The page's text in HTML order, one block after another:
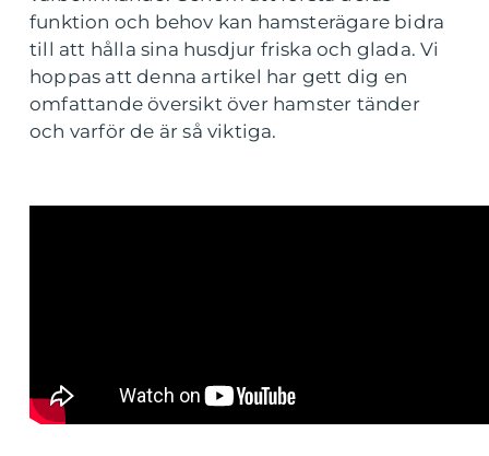
funktion och behov kan hamsterägare bidra
till att hålla sina husdjur friska och glada. Vi
hoppas att denna artikel har gett dig en
omfattande översikt över hamster tänder
och varför de är så viktiga.